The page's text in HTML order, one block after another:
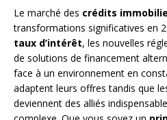
Le marché des crédits
transformations significatives en
taux d’intérêt, les nouvelles
de solutions de financement
face à un environnement en
adaptent leurs offres tandis que
deviennent des alliés